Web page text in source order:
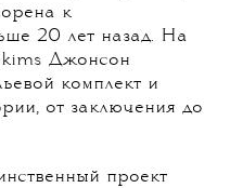
к
20 лет назад. На
Джонсон
комплект и
от заключения до
проект